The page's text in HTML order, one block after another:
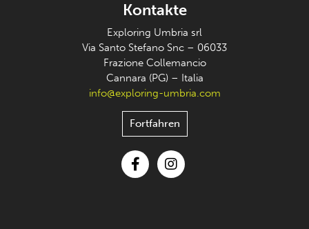
Kontakte
Exploring Umbria srl
Via Santo Stefano Snc – 06033
Frazione Collemancio
Cannara (PG) – Italia
info@exploring-umbria.com
Fortfahren